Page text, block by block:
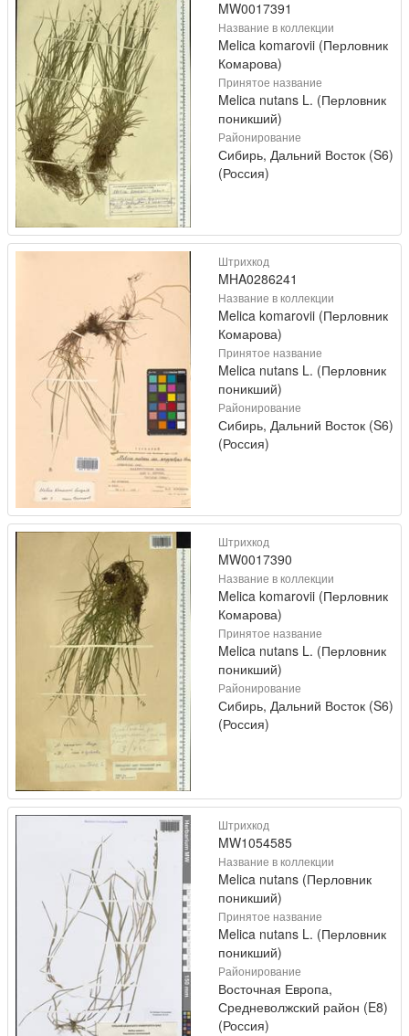
MW0017391
Название в коллекции
Melica komarovii (Перловник
Комарова)
Принятое название
Melica nutans L. (Перловник
поникший)
Районирование
Сибирь, Дальний Восток (S6)
(Россия)
Штрихкод
MHA0286241
Название в коллекции
Melica komarovii (Перловник
Комарова)
Принятое название
Melica nutans L. (Перловник
поникший)
Районирование
Сибирь, Дальний Восток (S6)
(Россия)
Штрихкод
MW0017390
Название в коллекции
Melica komarovii (Перловник
Комарова)
Принятое название
Melica nutans L. (Перловник
поникший)
Районирование
Сибирь, Дальний Восток (S6)
(Россия)
Штрихкод
MW1054585
Название в коллекции
Melica nutans (Перловник
поникший)
Принятое название
Melica nutans L. (Перловник
поникший)
Районирование
Восточная Европа,
Средневолжский район (E8)
(Россия)